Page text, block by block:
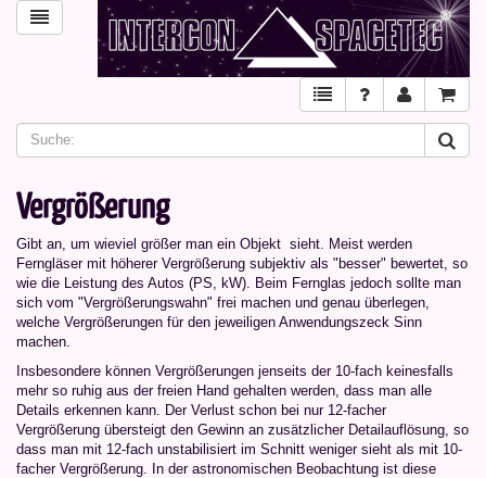
Vergrößerung
Gibt an, um wieviel größer man ein Objekt sieht. Meist werden
Ferngläser mit höherer Vergrößerung subjektiv als "besser" bewertet, so
wie die Leistung des Autos (PS, kW). Beim Fernglas jedoch sollte man
sich vom "Vergrößerungswahn" frei machen und genau überlegen,
welche Vergrößerungen für den jeweiligen Anwendungszeck Sinn
machen.
Insbesondere können Vergrößerungen jenseits der 10-fach keinesfalls
mehr so ruhig aus der freien Hand gehalten werden, dass man alle
Details erkennen kann. Der Verlust schon bei nur 12-facher
Vergrößerung übersteigt den Gewinn an zusätzlicher Detailauflösung, so
dass man mit 12-fach unstabilisiert im Schnitt weniger sieht als mit 10-
facher Vergrößerung. In der astronomischen Beobachtung ist diese